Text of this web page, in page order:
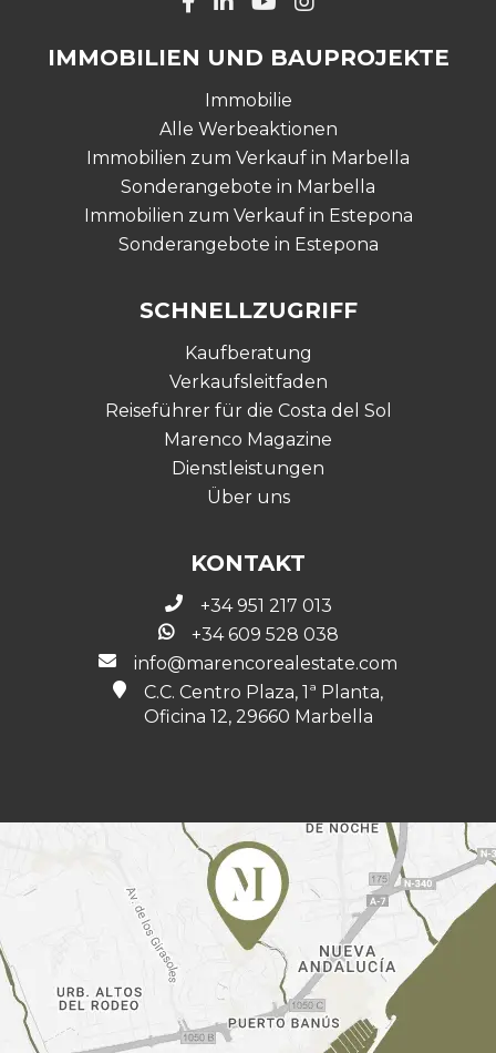
IMMOBILIEN UND BAUPROJEKTE
Immobilie
Alle Werbeaktionen
Immobilien zum Verkauf in Marbella
Sonderangebote in Marbella
Immobilien zum Verkauf in Estepona
Sonderangebote in Estepona
SCHNELLZUGRIFF
Kaufberatung
Verkaufsleitfaden
Reiseführer für die Costa del Sol
Marenco Magazine
Dienstleistungen
Über uns
KONTAKT
+34 951 217 013
+34 609 528 038
info@marencorealestate.com
C.C. Centro Plaza, 1ª Planta,
Oficina 12, 29660 Marbella